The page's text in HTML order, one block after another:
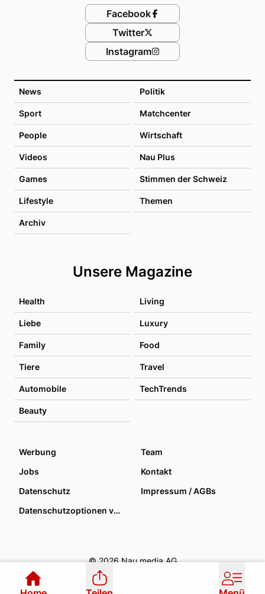
News Politik
Sport Matchcenter
People Wirtschaft
Videos Nau Plus
Games Stimmen der Schweiz
Lifestyle Themen
Archiv
Unsere Magazine
Health Living
Liebe Luxury
Family Food
Tiere Travel
Automobile TechTrends
Beauty
Facebook
Twitter
Instagram
Werbung
Team
Jobs
Kontakt
Datenschutz
Impressum / AGBs
Datenschutzoptionen verwalten
© 2026 Nau media AG